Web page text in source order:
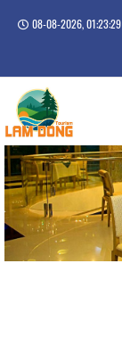
08-08-2026, 01:23:30